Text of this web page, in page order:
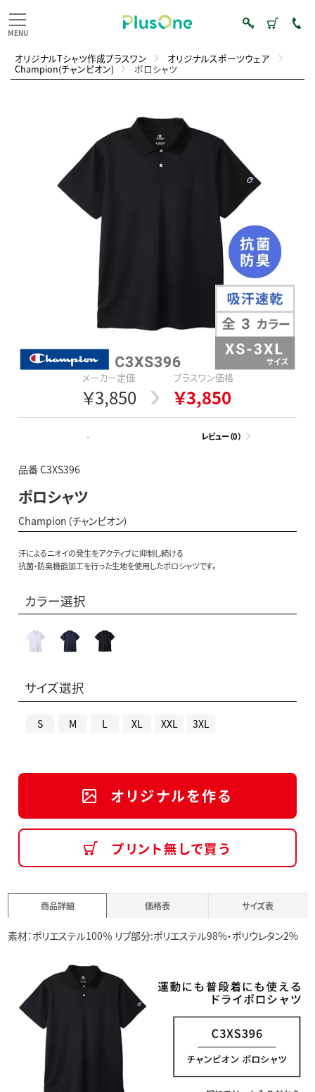
オリジナルTシャツ作成プラスワン オリジナルスポーツウェア
Champion(チャンピオン) ポロシャツ
メーカー定価
￥3,850
プラスワン価格
￥3,850
- レビュー（0）
品番 C3XS396
ポロシャツ
Champion（チャンピオン）
汗によるニオイの発生をアクティブに抑制し続ける
抗菌・防臭機能加工を行った生地を使用したポロシャツです。
カラー選択
サイズ選択
S M L XL XXL 3XL
オリジナルを作る
プリント無しで買う
商品詳細 価格表 サイズ表
素材：ポリエステル100％ リブ部分:ポリエステル98%・ポリウレタン2%